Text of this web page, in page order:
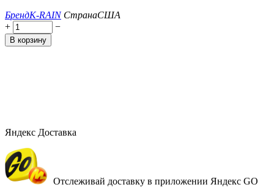
БрендK-RAIN СтранаСША
+
−
В корзину
Яндекс Доставка
Отслеживай доставку в приложении Яндекс GO